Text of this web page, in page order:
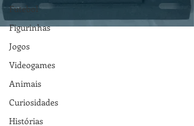
Futebol
Figurinhas
Jogos
Videogames
Animais
Curiosidades
Histórias